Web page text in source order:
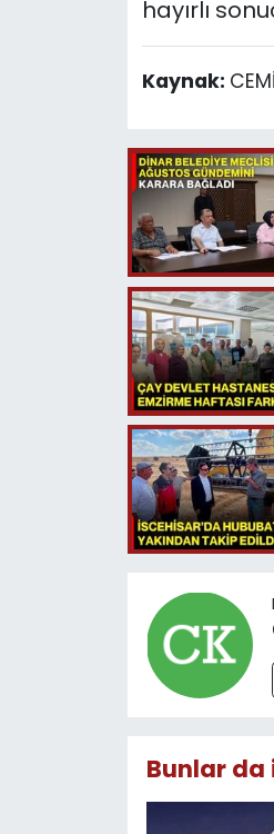
hayırlı
Kaynak:
Bunlar da